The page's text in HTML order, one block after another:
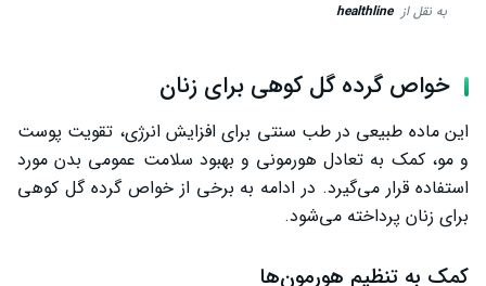
به نقل از healthline
خواص گرده گل کوهی برای زنان
این ماده طبیعی در طب سنتی برای افزایش انرژی، تقویت پوست
و مو، کمک به تعادل هورمونی و بهبود سلامت عمومی بدن مورد
استفاده قرار می‌گیرد. در ادامه به برخی از خواص گرده گل کوهی
برای زنان پرداخته می‌شود.
کمک به تنظیم هورمون‌ها